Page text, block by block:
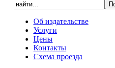
Об издательстве
Услуги
Цены
Контакты
Схема проезда